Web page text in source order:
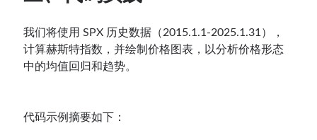
我们将使用 SPX 历史数据（2015.1.1-2025.1.31），
计算赫斯特指数，并绘制价格图表，以分析价格形态
中的均值回归和趋势。
代码示例摘要如下：